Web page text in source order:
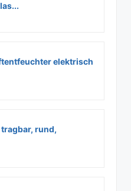
elektrisch
rund,